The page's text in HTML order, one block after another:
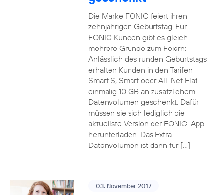
Die Marke FONIC feiert ihren
zehnjährigen Geburtstag. Für
FONIC Kunden gibt es gleich
mehrere Gründe zum Feiern:
Anlässlich des runden Geburtstags
erhalten Kunden in den Tarifen
Smart S, Smart oder All-Net Flat
einmalig 10 GB an zusätzlichem
Datenvolumen geschenkt. Dafür
müssen sie sich lediglich die
aktuellste Version der FONIC-App
herunterladen. Das Extra-
Datenvolumen ist dann für […]
03. November 2017